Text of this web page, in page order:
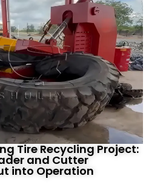
Tire Recycling Project:
and Cutter
into Operation